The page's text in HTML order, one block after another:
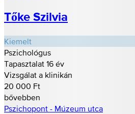
Tőke Szilvia
Kiemelt
Pszichológus
Tapasztalat 16 év
Vizsgálat a klinikán
20 000 Ft
bővebben
Pszichopont - Múzeum utca